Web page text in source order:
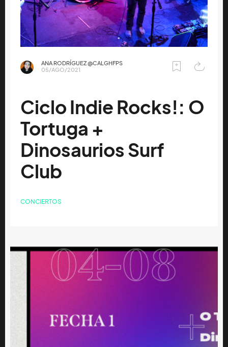
ANA RODRÍGUEZ @CALGHFPS
05/AGO/2021
Ciclo Indie Rocks!: O
Tortuga +
Dinosaurios Surf
Club
CONCIERTOS